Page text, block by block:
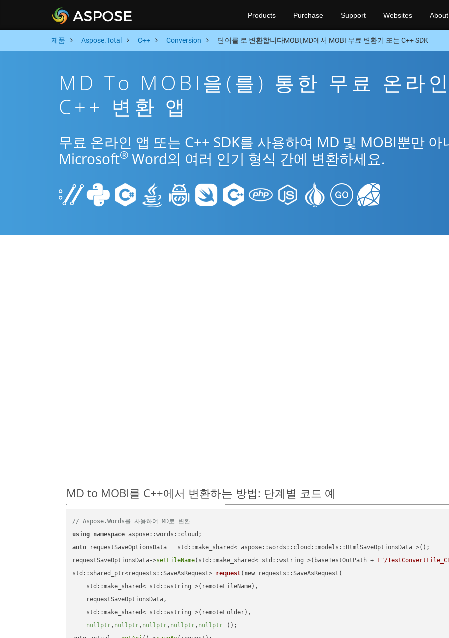
Products Purchase Support Websites About
제품 Aspose.Total C++ Conversion 단어를 로 변환합니다MOBI,MD에서 MOBI 무료 변환기 또는 C++ SDK
MD To MOBI을(를) 통한 무료 온라인
C++ 변환 앱
무료 온라인 앱 또는 C++ SDK를 사용하여 MD 및 MOBI뿐만 아
Microsoft® Word의 여러 인기 형식 간에 변환하세요.
MD to MOBI를 C++에서 변환하는 방법: 단계별 코드 예
// Aspose.Words를 사용하여 MD로 변환
using namespace
auto requestSaveOptionsData = std::make_shared< aspose::words::cloud::models::HtmlSaveOptionsData >();
requestSaveOptionsData->setFileName(std::make_shared< std::wstring >(baseTestOutPath + L"/
std::shared_ptr<requests::SaveAsRequest> request( new requests::SaveAsRequest(
    std::make_shared< std::wstring >(remoteFileName),
    requestSaveOptionsData,
    std::make_shared< std::wstring >(remoteFolder),
nullptr, nullptr, nullptr, nullptr, nullptr ))